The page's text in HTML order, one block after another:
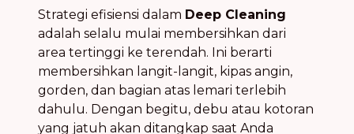
Strategi efisiensi dalam Deep Cleaning
adalah selalu mulai membersihkan dari
area tertinggi ke terendah. Ini berarti
membersihkan langit-langit, kipas angin,
gorden, dan bagian atas lemari terlebih
dahulu. Dengan begitu, debu atau kotoran
yang jatuh akan ditangkap saat Anda